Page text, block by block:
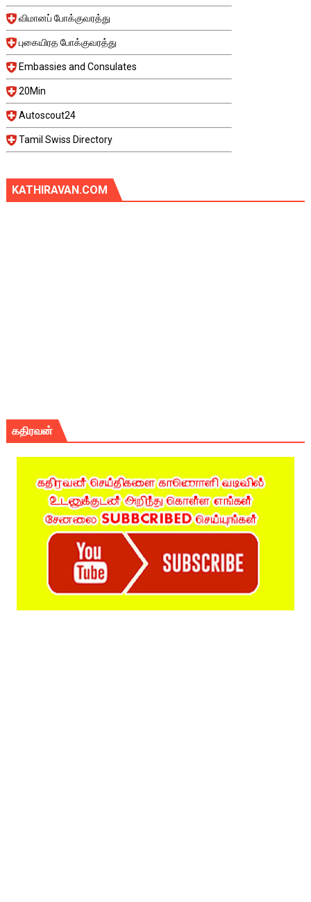
விமானப் போக்குவரத்து
புகையிரத போக்குவரத்து
Embassies and Consulates
20Min
Autoscout24
Tamil Swiss Directory
KATHIRAVAN.COM
கதிரவன்